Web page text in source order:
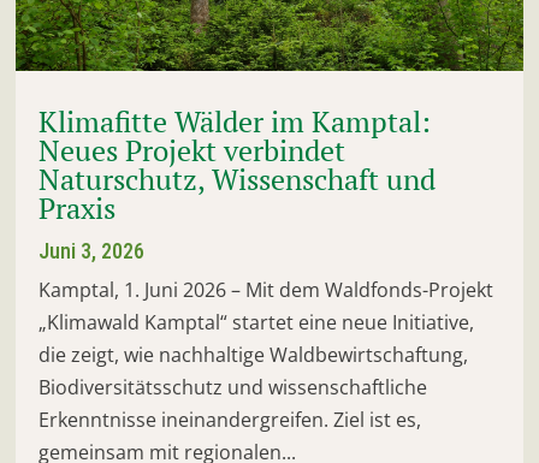
Klimafitte Wälder im Kamptal:
Neues Projekt verbindet
Naturschutz, Wissenschaft und
Praxis
Juni 3, 2026
Kamptal, 1. Juni 2026 – Mit dem Waldfonds-Projekt
„Klimawald Kamptal“ startet eine neue Initiative,
die zeigt, wie nachhaltige Waldbewirtschaftung,
Biodiversitätsschutz und wissenschaftliche
Erkenntnisse ineinandergreifen. Ziel ist es,
gemeinsam mit regionalen...